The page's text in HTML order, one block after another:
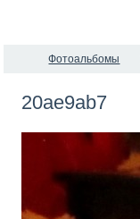
Фотоальбомы
20ae9ab7